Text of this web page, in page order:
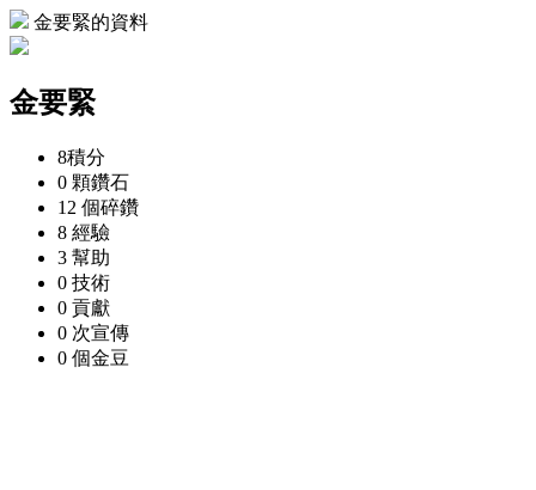
金要緊的資料
金要緊
8積分
0 顆鑽石
12 個碎鑽
8 經驗
3 幫助
0 技術
0 貢獻
0 次宣傳
0 個金豆